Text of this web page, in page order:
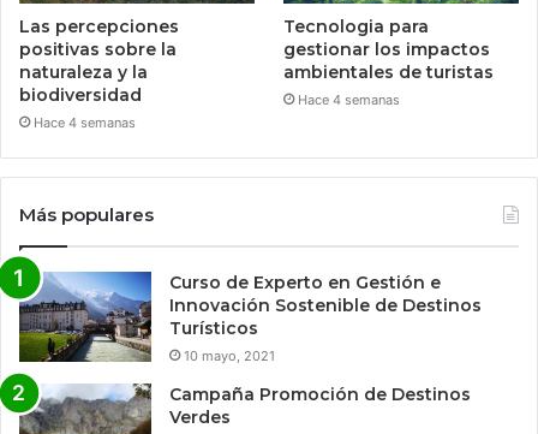
Las percepciones
positivas sobre la
naturaleza y la
biodiversidad
Hace 4 semanas
Tecnologia para
gestionar los impactos
ambientales de turistas
Hace 4 semanas
Más populares
Curso de Experto en Gestión e
Innovación Sostenible de Destinos
Turísticos
10 mayo, 2021
Campaña Promoción de Destinos
Verdes